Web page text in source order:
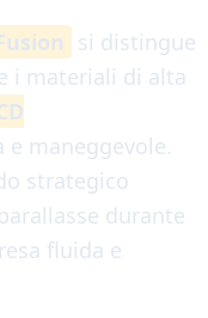
si distingue
i materiali di alta
e maneggevole.
strategico
durante
fluida e